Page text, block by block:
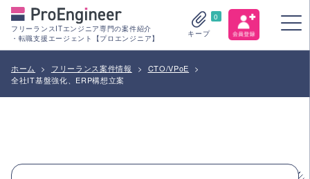
フリーランスITエンジニア専門の案件紹介
・転職支援エージェント【プロエンジニア】
0
キープ
ホーム > フリーランス案件情報 > CTO/VPoE
>
全社IT基盤強化、ERP構想立案